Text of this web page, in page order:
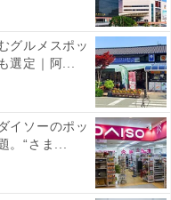
外径約15cm、高さ6cm
ミルクかき氷、たっぷ
クリームを乗せ、
けた商品になっていま
グルメスポッ
選定｜阿...
イソーのポッ
。“さま...